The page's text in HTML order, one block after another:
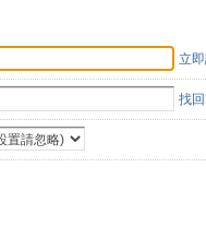
立
找